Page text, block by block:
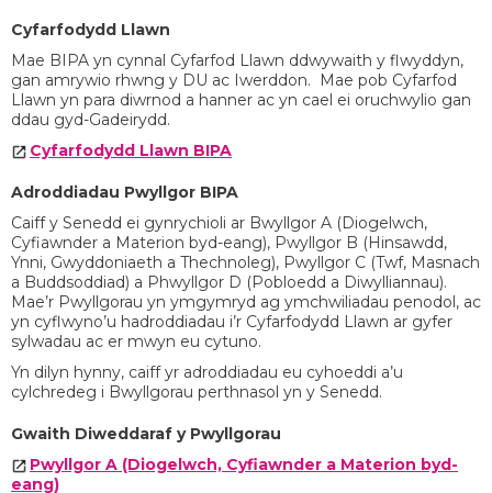
Cyfarfodydd Llawn
Mae BIPA yn cynnal Cyfarfod Llawn ddwywaith y flwyddyn,
gan amrywio rhwng y DU ac Iwerddon. Mae pob Cyfarfod
Llawn yn para diwrnod a hanner ac yn cael ei oruchwylio gan
ddau gyd-Gadeirydd.
Cyfarfodydd Llawn BIPA
Adroddiadau Pwyllgor BIPA
Caiff y Senedd ei gynrychioli ar Bwyllgor A (Diogelwch,
Cyfiawnder a Materion byd-eang), Pwyllgor B (Hinsawdd,
Ynni, Gwyddoniaeth a Thechnoleg), Pwyllgor C (Twf, Masnach
a Buddsoddiad) a Phwyllgor D (Pobloedd a Diwylliannau).
Mae’r Pwyllgorau yn ymgymryd ag ymchwiliadau penodol, ac
yn cyflwyno’u hadroddiadau i’r Cyfarfodydd Llawn ar gyfer
sylwadau ac er mwyn eu cytuno.
Yn dilyn hynny, caiff yr adroddiadau eu cyhoeddi a’u
cylchredeg i Bwyllgorau perthnasol yn y Senedd.
Gwaith Diweddaraf y Pwyllgorau
Pwyllgor A (Diogelwch, Cyfiawnder a Materion byd-
eang)